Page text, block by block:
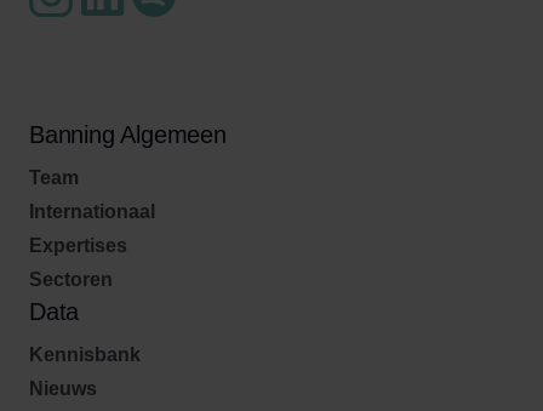
Banning Algemeen
Team
Internationaal
Expertises
Sectoren
Data
Kennisbank
Nieuws